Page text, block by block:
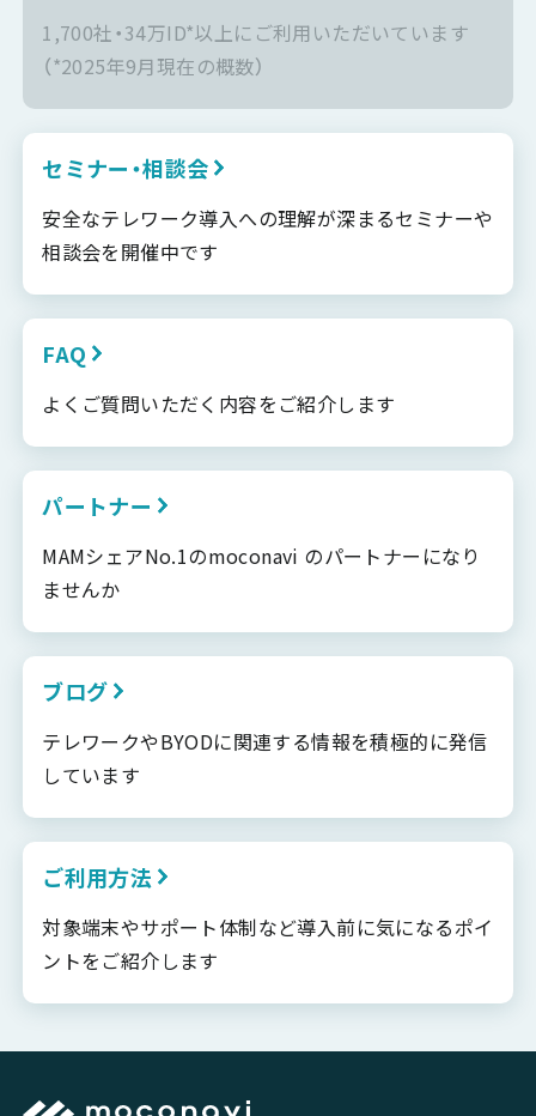
1,700社・34万ID*以上にご利用いただいています
（*2025年9月現在の概数）
セミナー・相談会
安全なテレワーク導入への理解が深まるセミナーや
相談会を開催中です
FAQ
よくご質問いただく内容をご紹介します
パートナー
MAMシェアNo.1のmoconavi のパートナーになり
ませんか
ブログ
テレワークやBYODに関連する情報を積極的に発信
しています
ご利用方法
対象端末やサポート体制など導入前に気になるポイ
ントをご紹介します